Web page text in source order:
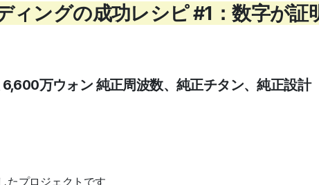
ィングの成功レシピ #1：数字が証
万ウォン 純正周波数、純正チタン、純正設計
たプロジェクトです